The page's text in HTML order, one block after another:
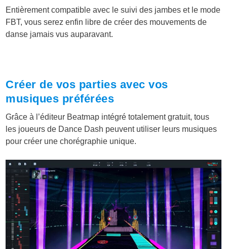
Entièrement compatible avec le suivi des jambes et le mode
FBT, vous serez enfin libre de créer des mouvements de
danse jamais vus auparavant.
Créer de vos parties avec vos
musiques préférées
Grâce à l’éditeur Beatmap intégré totalement gratuit, tous
les joueurs de Dance Dash peuvent utiliser leurs musiques
pour créer une chorégraphie unique.